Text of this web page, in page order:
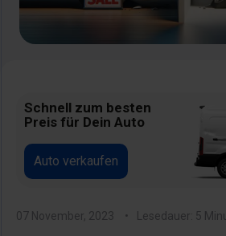
Schnell zum besten
Preis für Dein Auto
Auto verkaufen
07 November, 2023 Lesedauer: 5